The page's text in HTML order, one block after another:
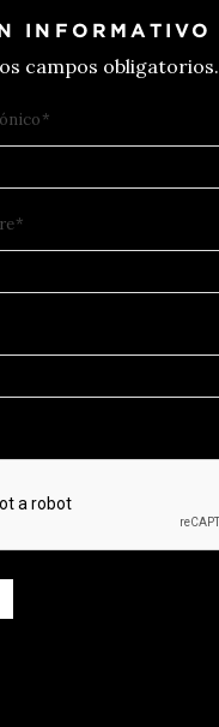
INFORMATIVO
campos obligatorios.
*
*